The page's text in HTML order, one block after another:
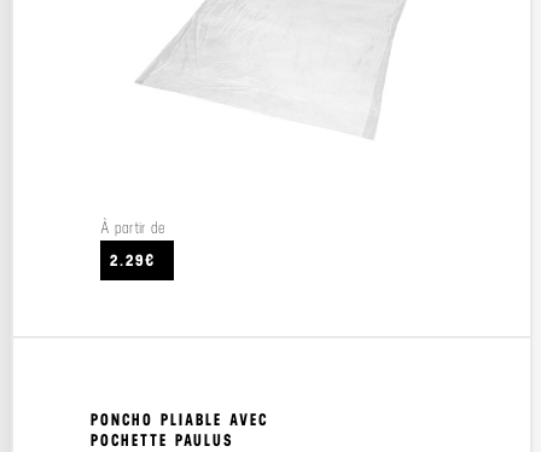
À partir de
2.29€
PONCHO PLIABLE AVEC
POCHETTE PAULUS